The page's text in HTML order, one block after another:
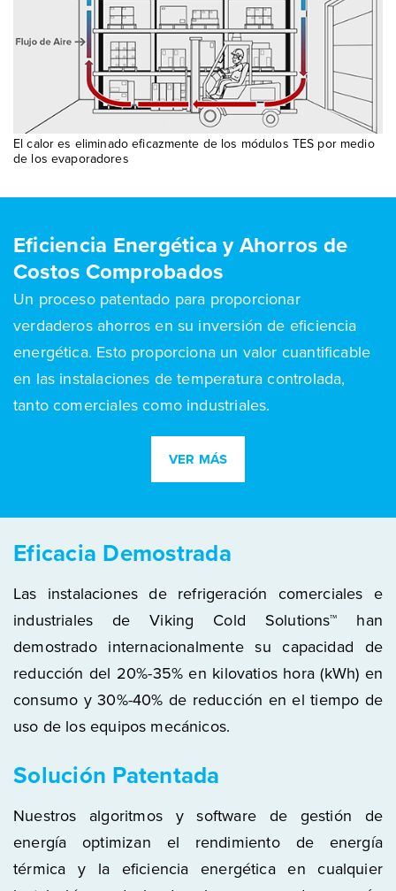
El calor es eliminado eficazmente de los módulos TES por medio
de los evaporadores
Eficiencia Energética y Ahorros de
Costos Comprobados
Un proceso patentado para proporcionar
verdaderos ahorros en su inversión de eficiencia
energética. Esto proporciona un valor cuantificable
en las instalaciones de temperatura controlada,
tanto comerciales como industriales.
VER MÁS
Eficacia Demostrada
Las instalaciones de refrigeración comerciales e
industriales de Viking Cold Solutions™ han
demostrado internacionalmente su capacidad de
reducción del 20%-35% en kilovatios hora (kWh) en
consumo y 30%-40% de reducción en el tiempo de
uso de los equipos mecánicos.
Solución Patentada
Nuestros algoritmos y software de gestión de
energía optimizan el rendimiento de energía
térmica y la eficiencia energética en cualquier